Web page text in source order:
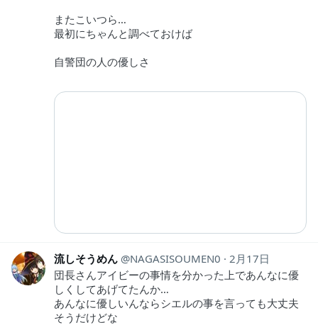
またこいつら…
最初にちゃんと調べておけば
自警団の人の優しさ
流しそうめん NAGASISOUMEN0
2月17日
団長さんアイビーの事情を分かった上であんなに優
しくしてあげてたんか…
あんなに優しいんならシエルの事を言っても大丈夫
そうだけどな